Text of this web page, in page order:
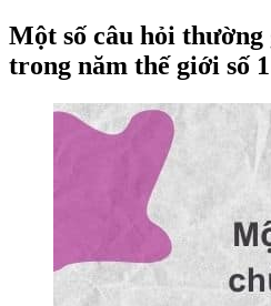
Một số câu hỏi thường
trong năm thế giới số 1